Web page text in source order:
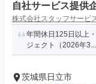
自社サービス提供
株式会社スタッフサービ
年間休日125日以上
ジェクト（2026年3...
茨城県日立市